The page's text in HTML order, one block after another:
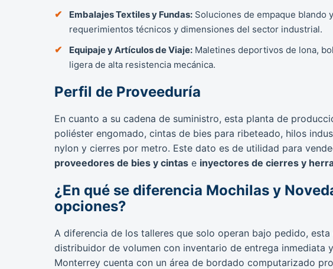
Embalajes Textiles y Fundas: Soluciones de empaque blando
requerimientos técnicos y dimensiones del sector industrial.
Equipaje y Artículos de Viaje: Maletines deportivos de lona,
ligera de alta resistencia mecánica.
Perfil de Proveeduría
En cuanto a su cadena de suministro, esta planta de
poliéster engomado, cintas de bies para ribeteado, hilos
nylon y cierres por metro. Este dato es de utilidad para
proveedores de bies y cintas e inyectores de cierres y
¿En qué se diferencia Mochilas y
opciones?
A diferencia de los talleres que solo operan bajo pedido,
distribuidor de volumen con inventario de entrega inmediata
Monterrey cuenta con un área de bordado computarizado